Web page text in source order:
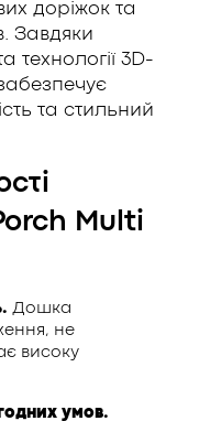
доріжок та
Завдяки
технології 3D-
та стильний
Multi
Дошка
не
високу
умов.